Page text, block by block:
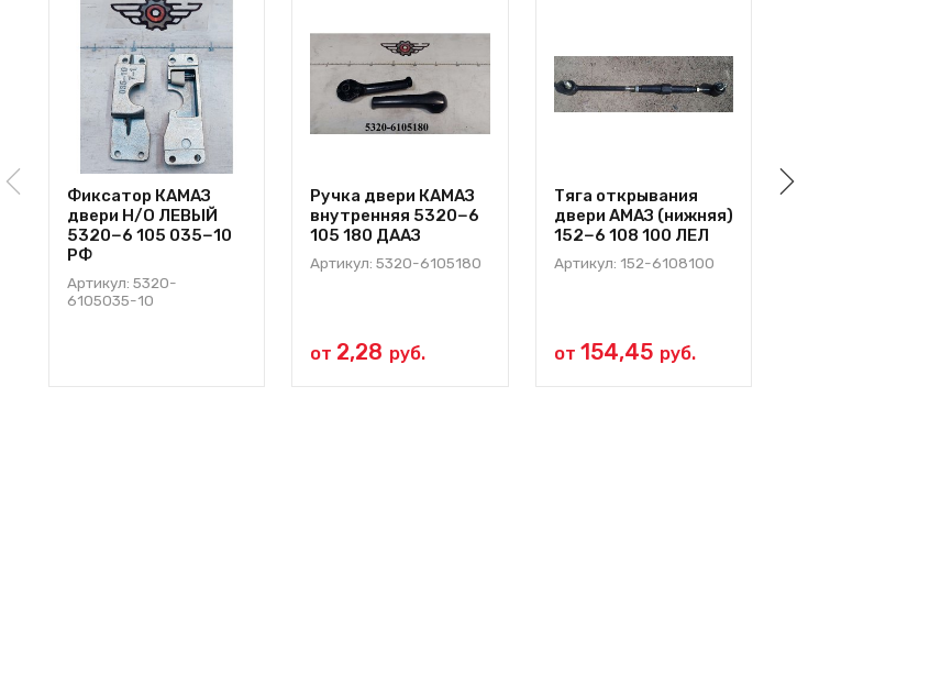
Фиксатор КАМАЗ
двери Н/О ЛЕВЫЙ
5320−6 105 035−10
РФ
Артикул: 5320-
6105035-10
Ручка двери КАМАЗ
внутренняя 5320−6
105 180 ДААЗ
Артикул: 5320-6105180
от 2,28 руб.
Тяга открывания
двери АМАЗ (нижняя)
152−6 108 100 ЛЕЛ
Артикул: 152-6108100
от 154,45 руб.